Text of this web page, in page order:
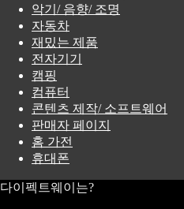
악기/ 음향/ 조명
자동차
재밌는 제품
전자기기
캠핑
컴퓨터
콘텐츠 제작/ 소프트웨어
판매자 페이지
홈 가전
휴대폰
다이펙트웨이는?